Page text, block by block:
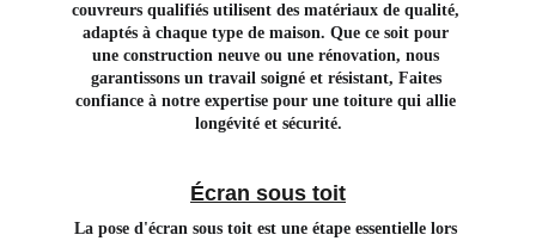
couvreurs qualifiés utilisent des matériaux de qualité,
adaptés à chaque type de maison. Que ce soit pour
une construction neuve ou une rénovation, nous
garantissons un travail soigné et résistant, Faites
confiance à notre expertise pour une toiture qui allie
longévité et sécurité.
Écran sous toit
La pose d'écran sous toit est une étape essentielle lors